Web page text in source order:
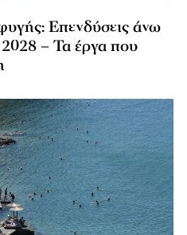
Επενδύσεις άνω
– Τα έργα που